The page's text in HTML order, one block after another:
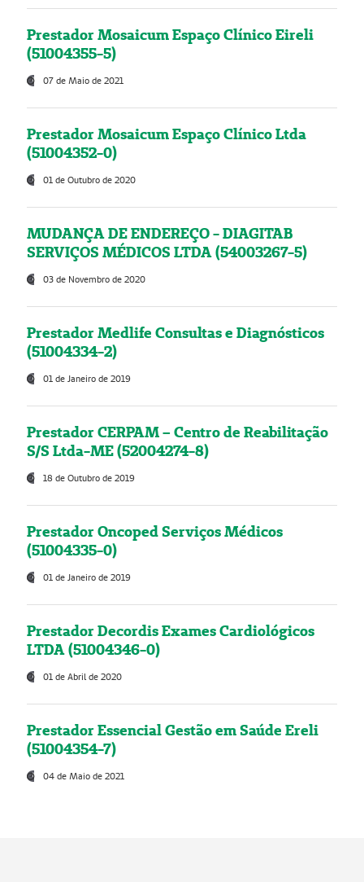
Prestador Mosaicum Espaço Clínico Eireli
(51004355-5)
07 de Maio de 2021
Prestador Mosaicum Espaço Clínico Ltda
(51004352-0)
01 de Outubro de 2020
MUDANÇA DE ENDEREÇO - DIAGITAB
SERVIÇOS MÉDICOS LTDA (54003267-5)
03 de Novembro de 2020
Prestador Medlife Consultas e Diagnósticos
(51004334-2)
01 de Janeiro de 2019
Prestador CERPAM – Centro de Reabilitação
S/S Ltda-ME (52004274-8)
18 de Outubro de 2019
Prestador Oncoped Serviços Médicos
(51004335-0)
01 de Janeiro de 2019
Prestador Decordis Exames Cardiológicos
LTDA (51004346-0)
01 de Abril de 2020
Prestador Essencial Gestão em Saúde Ereli
(51004354-7)
04 de Maio de 2021